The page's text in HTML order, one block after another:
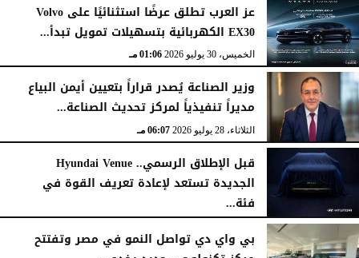
عز العرب تطلق عرضًا استثنائيًا على Volvo
EX30 الكهربائية بتسهيلات تمويل تبدأ...
الخميس، 30 يوليو 2026 01:06 مـ
وزير الصناعة يُصدر قراراً بتعيين أيمن البياع
مديراً تنفيذياً لمركز تحديث الصناعة...
الثلاثاء، 28 يوليو 2026 06:07 مـ
قبل الإطلاق الرسمي.. Hyundai Venue
الجديدة تستعد لإعادة تعريف القوة في
فئة...
الثلاثاء، 28 يوليو 2026 12:28 مـ
بي واي دي تواصل النمو في مصر وتفتتح